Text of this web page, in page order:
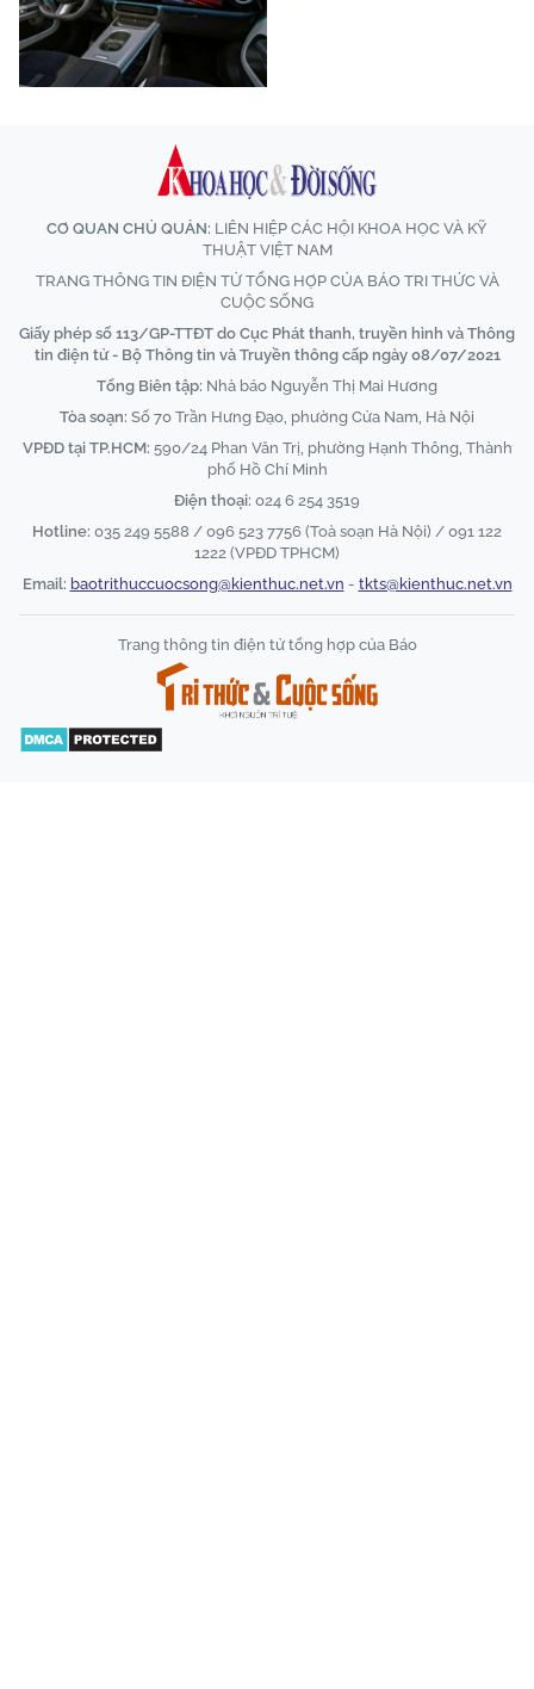
CƠ QUAN CHỦ QUẢN: LIÊN HIỆP CÁC HỘI KHOA HỌC VÀ KỸ
THUẬT VIỆT NAM
TRANG THÔNG TIN ĐIỆN TỬ TỔNG HỢP CỦA BÁO TRI THỨC VÀ
CUỘC SỐNG
Giấy phép số 113/GP-TTĐT do Cục Phát thanh, truyền hình và Thông
tin điện tử - Bộ Thông tin và Truyền thông cấp ngày 08/07/2021
Tổng Biên tập: Nhà báo Nguyễn Thị Mai Hương
Tòa soạn: Số 70 Trần Hưng Đạo, phường Cửa Nam, Hà Nội
VPĐD tại TP.HCM: 590/24 Phan Văn Trị, phường Hạnh Thông, Thành
phố Hồ Chí Minh
Điện thoại: 024 6 254 3519
Hotline: 035 249 5588 / 096 523 7756 (Toà soạn Hà Nội) / 091 122
1222 (VPĐD TPHCM)
Email: baotrithuccuocsong@kienthuc.net.vn - tkts@kienthuc.net.vn
Trang thông tin điện tử tổng hợp của Báo